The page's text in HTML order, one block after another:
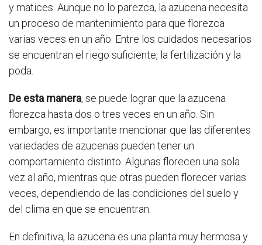
y matices. Aunque no lo parezca, la azucena necesita
un proceso de mantenimiento para que florezca
varias veces en un año. Entre los cuidados necesarios
se encuentran el riego suficiente, la fertilización y la
poda.
De esta manera, se puede lograr que la azucena
florezca hasta dos o tres veces en un año. Sin
embargo, es importante mencionar que las diferentes
variedades de azucenas pueden tener un
comportamiento distinto. Algunas florecen una sola
vez al año, mientras que otras pueden florecer varias
veces, dependiendo de las condiciones del suelo y
del clima en que se encuentran.
En definitiva, la azucena es una planta muy hermosa y